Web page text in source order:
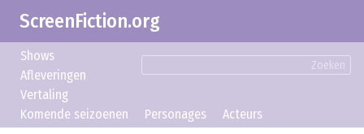
ScreenFiction.org
Zoeken
Shows
Afleveringen
Vertaling
Komende seizoenen
Personages Acteurs